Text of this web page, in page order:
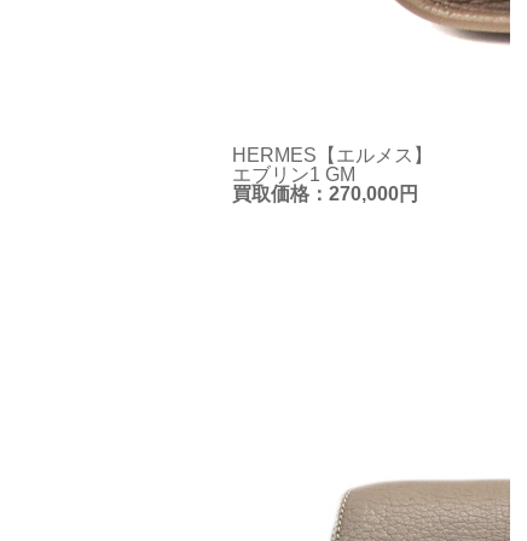
HERMES【エルメス】
エブリン1 GM
買取価格：270,000円